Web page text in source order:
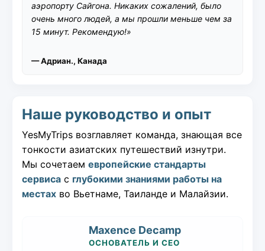
аэропорту Сайгона. Никаких сожалений, было
очень много людей, а мы прошли меньше чем за
15 минут. Рекомендую!»
— Адриан., Канада
Наше руководство и опыт
YesMyTrips возглавляет команда, знающая все
тонкости азиатских путешествий изнутри.
Мы сочетаем европейские стандарты
сервиса с глубокими знаниями работы на
местах во Вьетнаме, Таиланде и Малайзии.
Maxence Decamp
ОСНОВАТЕЛЬ И CEO